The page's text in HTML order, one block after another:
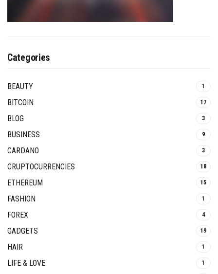
Categories
BEAUTY 1
BITCOIN 17
BLOG 3
BUSINESS 9
CARDANO 3
CRUPTOCURRENCIES 18
ETHEREUM 15
FASHION 1
FOREX 4
GADGETS 19
HAIR 1
LIFE & LOVE 1